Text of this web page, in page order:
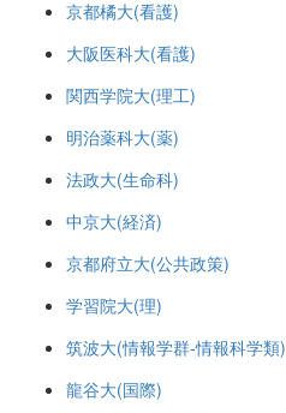
京都橘大(看護)
大阪医科大(看護)
関西学院大(理工)
明治薬科大(薬)
法政大(生命科)
中京大(経済)
京都府立大(公共政策)
学習院大(理)
筑波大(情報学群-情報科学類)
龍谷大(国際)